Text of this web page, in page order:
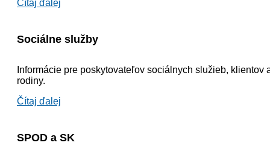
Čítaj ďalej
Sociálne služby
Informácie pre poskytovateľov sociálnych služieb, klientov
rodiny.
Čítaj ďalej
SPOD a SK